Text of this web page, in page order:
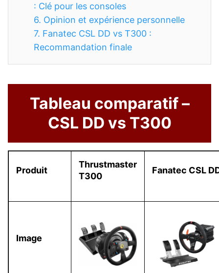
: Clé pour les consoles
6. Opinion et expérience personnelle
7. Fanatec CSL DD vs T300 :
Recommandation finale
Tableau comparatif –
CSL DD vs T300
Produit
Thrustmaster
T300
Fanatec CSL
Image